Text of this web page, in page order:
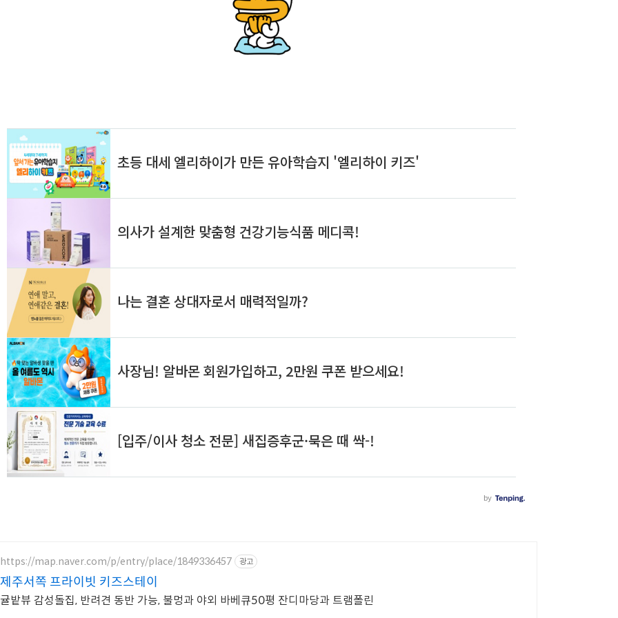
https://map.naver.com/p/entry/place/1849336457 광고
제주서쪽 프라이빗 키즈스테이
귤밭뷰 감성돌집, 반려견 동반 가능, 불멍과 야외 바베큐50평 잔디마당과 트램폴린